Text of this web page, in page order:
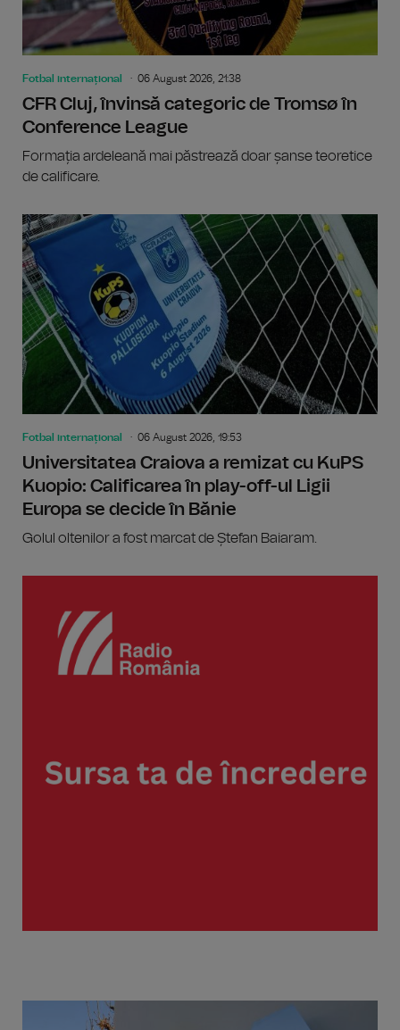
Fotbal internațional 06 August 2026, 21:38
CFR Cluj, învinsă categoric de Tromsø în
Conference League
Formația ardeleană mai păstrează doar șanse teoretice
de calificare.
Fotbal internațional 06 August 2026, 19:53
Universitatea Craiova a remizat cu KuPS
Kuopio: Calificarea în play-off-ul Ligii
Europa se decide în Bănie
Golul oltenilor a fost marcat de Ștefan Baiaram.